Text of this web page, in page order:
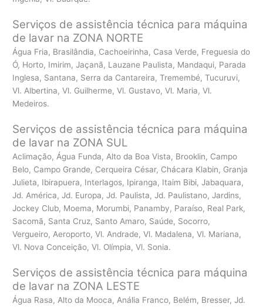
Serviços de assistência técnica para máquina
de lavar na ZONA NORTE
Água Fria, Brasilândia, Cachoeirinha, Casa Verde, Freguesia do
Ó, Horto, Imirim, Jaçanã, Lauzane Paulista, Mandaqui, Parada
Inglesa, Santana, Serra da Cantareira, Tremembé, Tucuruvi,
Vl. Albertina, Vl. Guilherme, Vl. Gustavo, Vl. Maria, Vl.
Medeiros.
Serviços de assistência técnica para máquina
de lavar na ZONA SUL
Aclimação, Água Funda, Alto da Boa Vista, Brooklin, Campo
Belo, Campo Grande, Cerqueira César, Chácara Klabin, Granja
Julieta, Ibirapuera, Interlagos, Ipiranga, Itaim Bibi, Jabaquara,
Jd. América, Jd. Europa, Jd. Paulista, Jd. Paulistano, Jardins,
Jockey Club, Moema, Morumbi, Panamby, Paraíso, Real Park,
Sacomã, Santa Cruz, Santo Amaro, Saúde, Socorro,
Vergueiro, Aeroporto, Vl. Andrade, Vl. Madalena, Vl. Mariana,
Vl. Nova Conceição, Vl. Olímpia, Vl. Sonia.
Serviços de assistência técnica para máquina
de lavar na ZONA LESTE
Água Rasa, Alto da Mooca, Anália Franco, Belém, Bresser, Jd.